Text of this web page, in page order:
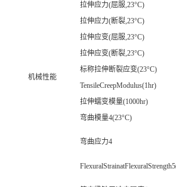
机械性能
拉伸应力(屈服,23°C)
拉伸应力(断裂,23°C)
拉伸应变(屈服,23°C)
拉伸应变(断裂,23°C)
标称拉伸断裂应变(23°C)
TensileCreepModulus(1hr)
拉伸蠕变模量(1000hr)
弯曲模量4(23°C)
弯曲应力4